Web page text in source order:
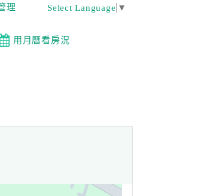
理 Select Language ▼
用月曆看房況